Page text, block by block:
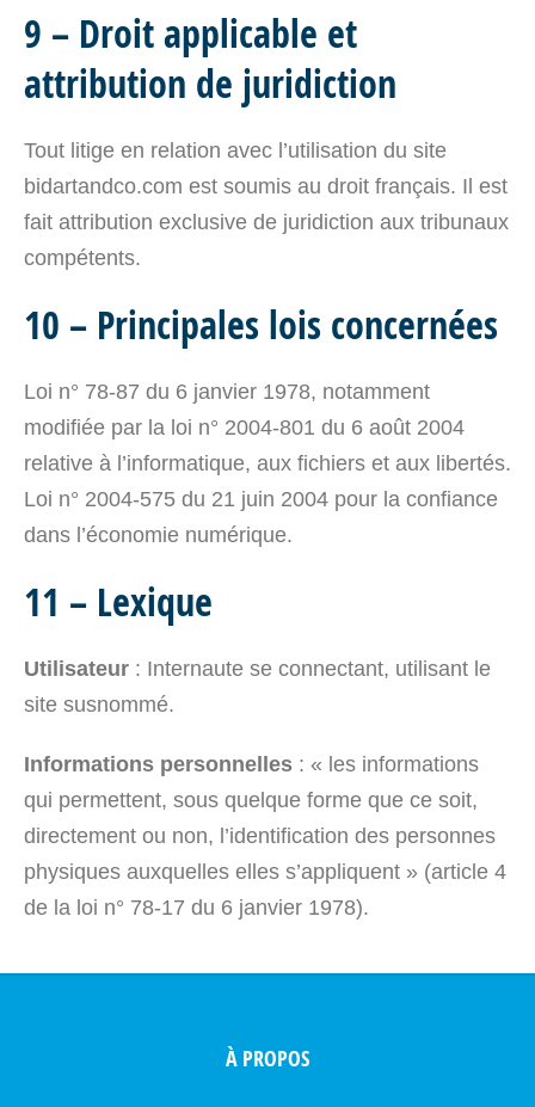
9 – Droit applicable et
attribution de juridiction
Tout litige en relation avec l’utilisation du site
bidartandco.com est soumis au droit français. Il est
fait attribution exclusive de juridiction aux tribunaux
compétents.
10 – Principales lois concernées
Loi n° 78-87 du 6 janvier 1978, notamment
modifiée par la loi n° 2004-801 du 6 août 2004
relative à l’informatique, aux fichiers et aux libertés.
Loi n° 2004-575 du 21 juin 2004 pour la confiance
dans l’économie numérique.
11 – Lexique
Utilisateur : Internaute se connectant, utilisant le
site susnommé.
Informations personnelles : « les informations
qui permettent, sous quelque forme que ce soit,
directement ou non, l’identification des personnes
physiques auxquelles elles s’appliquent » (article 4
de la loi n° 78-17 du 6 janvier 1978).
À PROPOS